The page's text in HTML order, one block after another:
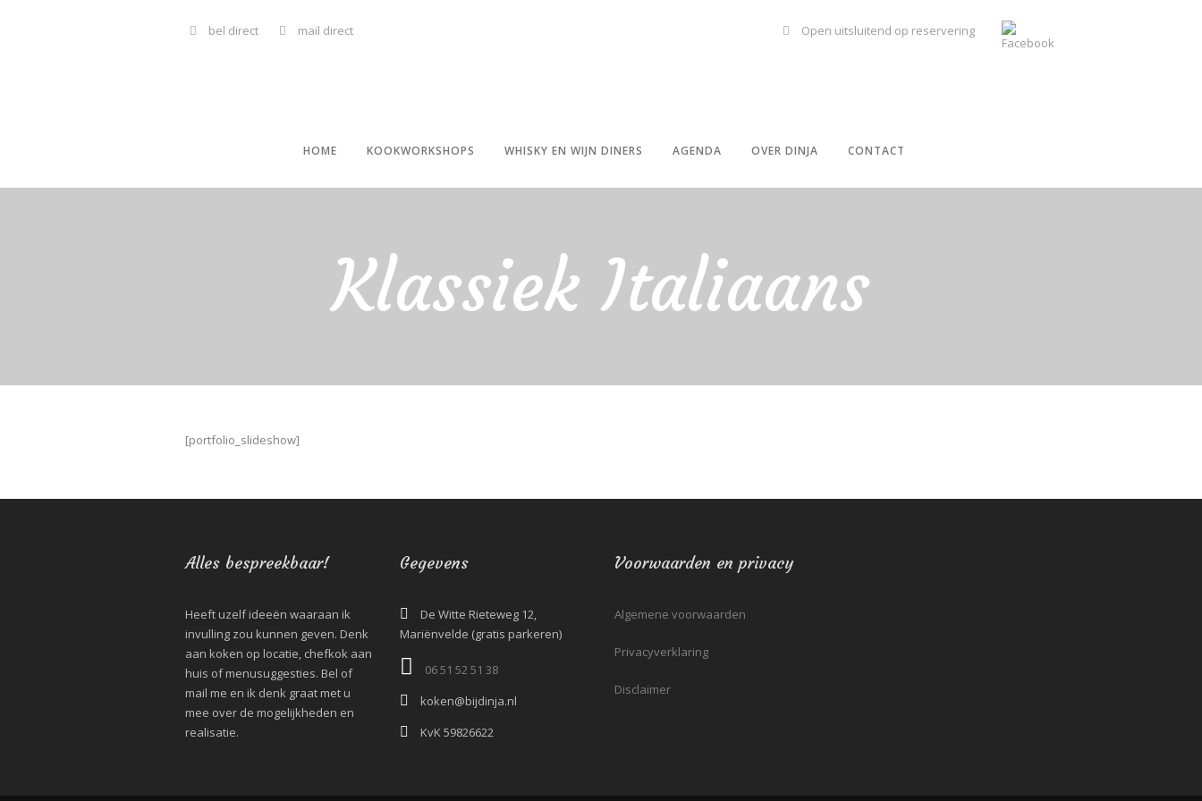
bel direct mail direct Open uitsluitend op reservering
HOME KOOKWORKSHOPS WHISKY EN WIJN DINERS AGENDA OVER DINJA CONTACT
Klassiek Italiaans
[portfolio_slideshow]
Alles bespreekbaar!
Heeft uzelf ideeën waaraan ik
invulling zou kunnen geven. Denk
aan koken op locatie, chefkok aan
huis of menusuggesties. Bel of
mail me en ik denk graat met u
mee over de mogelijkheden en
realisatie.
Gegevens
De Witte Rieteweg 12,
Mariënvelde (gratis parkeren)
06 51 52 51 38‬
koken@bijdinja.nl
KvK 59826622
Voorwaarden en privacy
Algemene voorwaarden
Privacyverklaring
Disclaimer